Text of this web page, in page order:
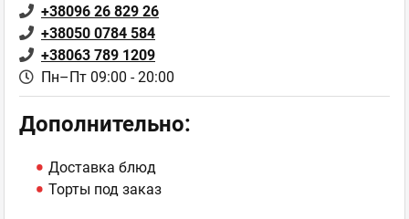
+38096 26 829 26
+38050 0784 584
+38063 789 1209
Пн–Пт 09:00 - 20:00
Дополнительно:
Доставка блюд
Торты под заказ